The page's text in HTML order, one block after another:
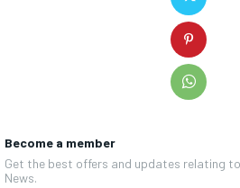
Become a member
Get the best offers and updates relating
News.